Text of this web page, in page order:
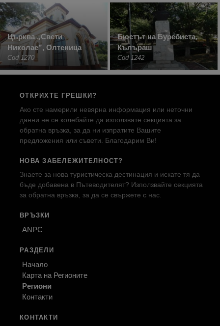
Църква „Свети
Николае”, Олтеница
Cod 1270
Бюстът на Буребиста,
Кълъраш
Cod 1242
ОТКРИХТЕ ГРЕШКИ?
Ако сте намерили невярна информация или неточни
данни не се колебайте да използвате секцията за
обратна връзка, за да ни изпратите Вашите
предложения или съвети. Благодарим Ви!
НОВА ЗАБЕЛЕЖИТЕЛНОСТ?
Знаете за нова туристическа дестинация и искате тя да
бъде добавена в Пътеводителят? Използвайте секцията
за обратна връзка, за да се свържете с нас.
ВРЪЗКИ
ANPC
РАЗДЕЛИ
Начало
Карта на Регионите
Региони
Контакти
КОНТАКТИ